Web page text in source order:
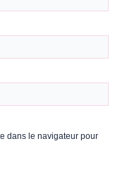
dans le navigateur pour